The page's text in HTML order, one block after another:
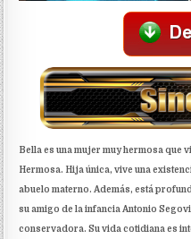
Bella es una mujer muy hermosa que
Hermosa. Hija única, vive una
abuelo materno. Además, está
su amigo de la infancia Antonio
conservadora. Su vida cotidiana es